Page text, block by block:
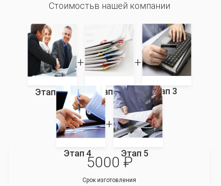
Стоимостьв нашей компании
Этап 1 Этап 2 Этап 3
Этап 4 Этап 5
5000 ₽
Срок изготовления